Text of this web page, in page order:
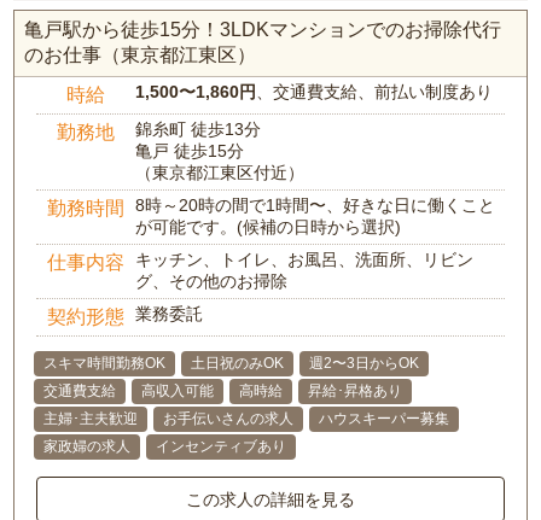
亀戸駅から徒歩15分！3LDKマンションでのお掃除代行
のお仕事（東京都江東区）
時給 1,500〜1,860円、交通費支給、前払い制度あり
勤務地
錦糸町 徒歩13分
亀戸 徒歩15分
（東京都江東区付近）
勤務時間
8時～20時の間で1時間〜、好きな日に働くこと
が可能です。(候補の日時から選択)
仕事内容
キッチン、トイレ、お風呂、洗面所、リビン
グ、その他のお掃除
契約形態 業務委託
スキマ時間勤務OK 土日祝のみOK
週2〜3日からOK
交通費支給
高収入可能 高時給
昇給･昇格あり
主婦･主夫歓迎
お手伝いさんの求人
ハウスキーパー募集
家政婦の求人
インセンティブあり
この求人の詳細を見る